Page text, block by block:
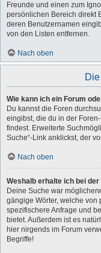
Freunde und einen zum
persönlichen Bereich direkt
deren Benutzernamen
von den Listen entfernen.
Nach oben
Wie kann ich ein Forum
Du kannst die Foren
eingibst, die du in der
findest. Erweiterte
Suche“-Link anklickst, der
Nach oben
Weshalb erhalte ich bei
Deine Suche war
gängige Wörter, welche von
spezifischere Anfrage und
bietet. Außerdem ist es
hier nirgends im Forum
Begriffe!